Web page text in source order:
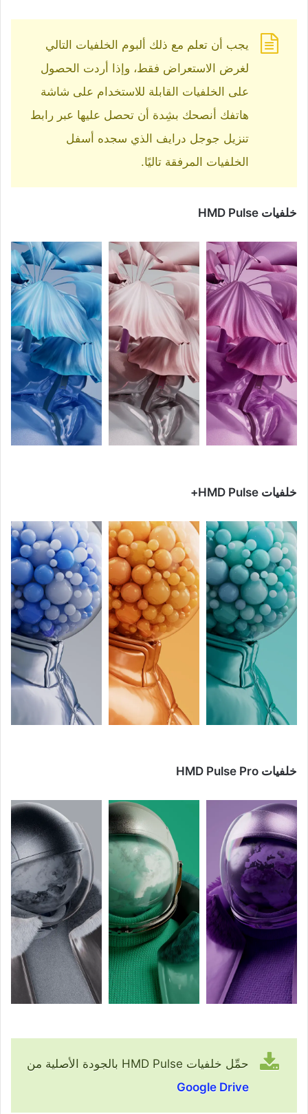
يجب أن تعلم مع ذلك ألبوم الخلفيات التالي
لغرض الاستعراض فقط، وإذا أردت الحصول
على الخلفيات القابلة للاستخدام على شاشة
هاتفك أنصحك بشِدة أن تحصل عليها عبر رابط
تنزيل جوجل درايف الذي سجده أسفل
الخلفيات المرفقة تاليًا.
خلفيات HMD Pulse
خلفيات HMD Pulse+
خلفيات HMD Pulse Pro
حمِّل خلفيات HMD Pulse بالجودة الأصلية من
Google Drive